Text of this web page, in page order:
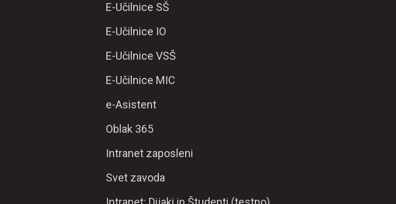
E-Učilnice SŠ
E-Učilnice IO
E-Učilnice VSŠ
E-Učilnice MIC
e-Asistent
Oblak 365
Intranet zaposleni
Svet zavoda